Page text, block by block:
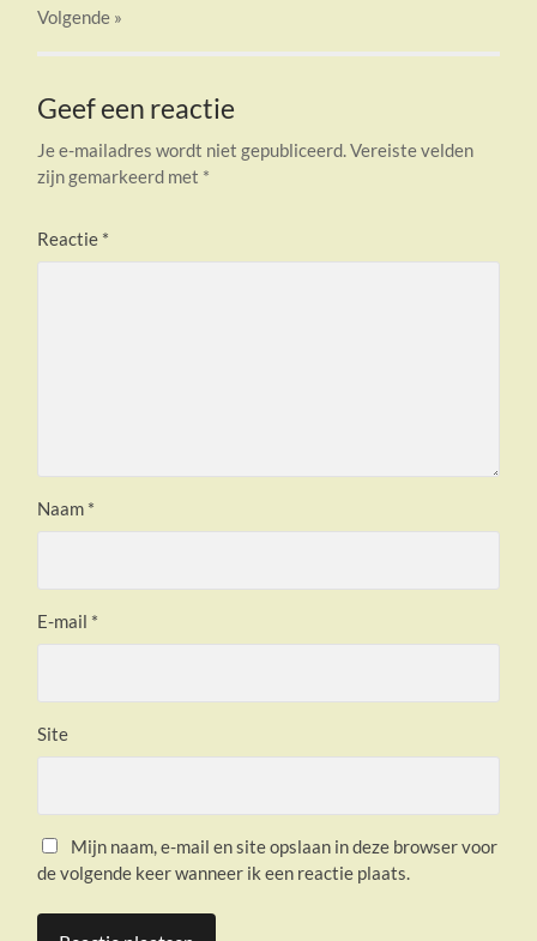
Volgende »
Geef een reactie
Je e-mailadres wordt niet gepubliceerd.Vereiste velden
zijn gemarkeerd met *
Reactie *
Naam *
E-mail *
Site
Mijn naam, e-mail en site opslaan in deze browser voor
de volgende keer wanneer ik een reactie plaats.